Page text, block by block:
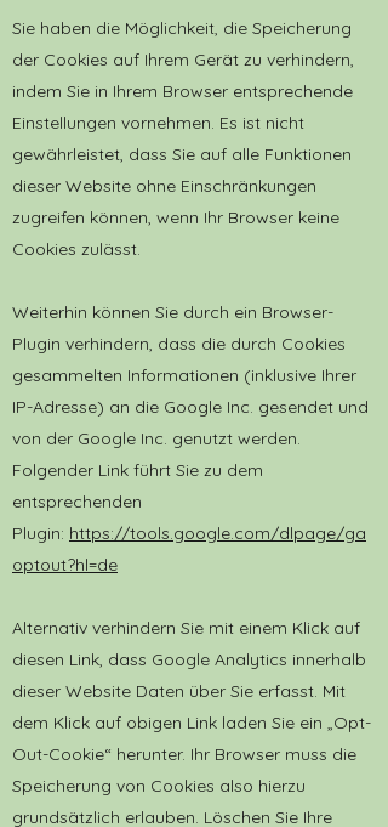
Sie haben die Möglichkeit, die Speicherung
der Cookies auf Ihrem Gerät zu verhindern,
indem Sie in Ihrem Browser entsprechende
Einstellungen vornehmen. Es ist nicht
gewährleistet, dass Sie auf alle Funktionen
dieser Website ohne Einschränkungen
zugreifen können, wenn Ihr Browser keine
Cookies zulässt.
Weiterhin können Sie durch ein Browser-
Plugin verhindern, dass die durch Cookies
gesammelten Informationen (inklusive Ihrer
IP-Adresse) an die Google Inc. gesendet und
von der Google Inc. genutzt werden.
Folgender Link führt Sie zu dem
entsprechenden
Plugin: https://tools.google.com/dlpage/ga
optout?hl=de
Alternativ verhindern Sie mit einem Klick auf
diesen Link, dass Google Analytics innerhalb
dieser Website Daten über Sie erfasst. Mit
dem Klick auf obigen Link laden Sie ein „Opt-
Out-Cookie“ herunter. Ihr Browser muss die
Speicherung von Cookies also hierzu
grundsätzlich erlauben. Löschen Sie Ihre